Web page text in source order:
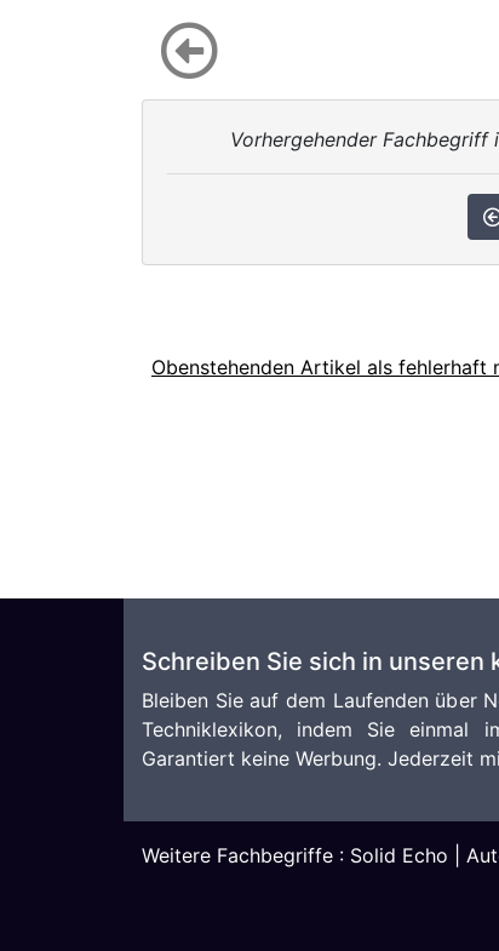
Vorhergehender Fachbegriff
Obenstehenden Artikel als fehlerhaft
Schreiben Sie sich in
Bleiben Sie auf dem Laufenden über
Techniklexikon, indem Sie einmal
Garantiert keine Werbung. Jederzeit
Weitere Fachbegriffe : Solid Echo